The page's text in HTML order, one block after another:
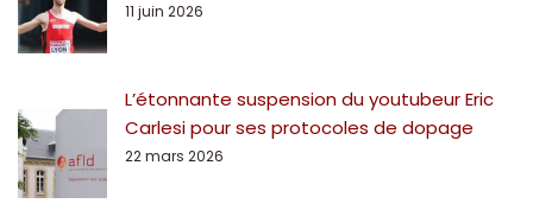
11 juin 2026
L’étonnante suspension du youtubeur Eric
Carlesi pour ses protocoles de dopage
22 mars 2026